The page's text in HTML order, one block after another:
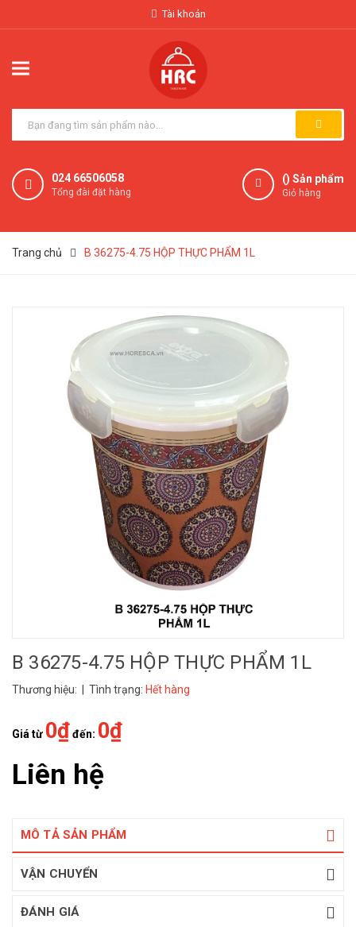
Tài khoản
024 66506058
Tổng đài đặt hàng
() Sản phẩm
Giỏ hàng
Trang chủ B 36275-4.75 HỘP THỰC PHẨM 1L
B 36275-4.75 HỘP THỰC PHẨM 1L
Thương hiệu: | Tình trạng: Hết hàng
Giá từ 0₫đến: 0₫
Liên hệ
MÔ TẢ SẢN PHẨM
VẬN CHUYỂN
ĐÁNH GIÁ